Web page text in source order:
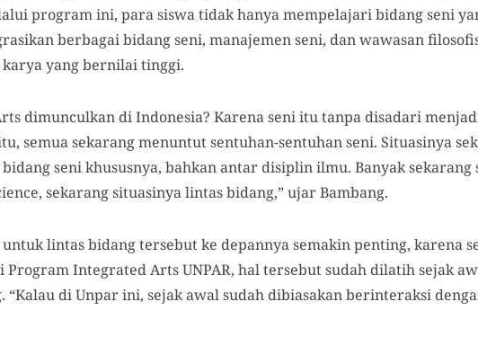
program ini, para siswa tidak hanya mempelajari bidang seni
berbagai bidang seni, manajemen seni, dan wawasan
yang bernilai tinggi.
dimunculkan di Indonesia? Karena seni itu tanpa disadari
semua sekarang menuntut sentuhan-sentuhan seni. Situasinya
seni khususnya, bahkan antar disiplin ilmu. Banyak
sekarang situasinya lintas bidang,” ujar Bambang.
lintas bidang tersebut ke depannya semakin penting, karena
Program Integrated Arts UNPAR, hal tersebut sudah dilatih sejak
“Kalau di Unpar ini, sejak awal sudah dibiasakan berinteraksi